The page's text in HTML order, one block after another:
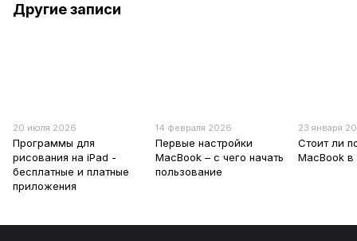
Другие записи
20 июля 2026
Программы для
рисования на iPad -
бесплатные и платные
приложения
14 февраля 2026
Первые настройки
MacBook – с чего начать
пользование
23 января
Стоит ли
MacBook в